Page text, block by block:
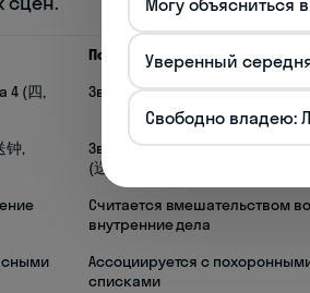
Почему запрещено
4 (四,
Звучит как "смерть" (死, sǐ)
钟,
Звучит как "проводы на
(送终, sòng zhōng)
Считается вмешательством во
внутренние дела
Ассоциируется с
списками
Уверенный
Свободно владею: